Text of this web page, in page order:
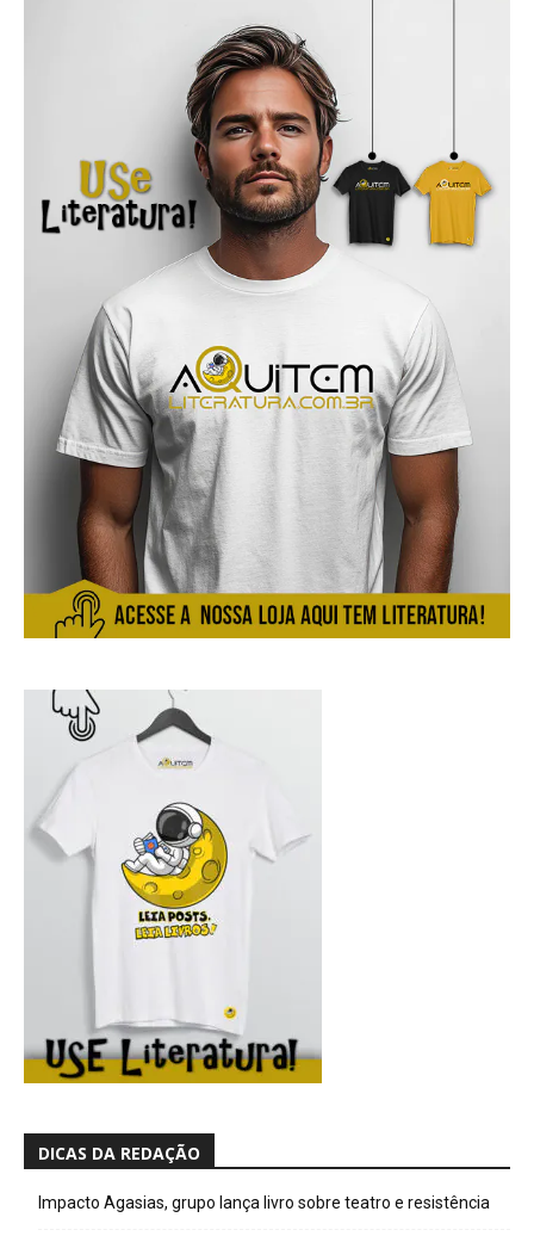
DICAS DA REDAÇÃO
Impacto Agasias, grupo lança livro sobre teatro e resistência